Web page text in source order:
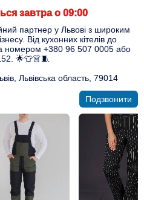
завтра о 09:00
партнер у Львові з широким
Від кухонних кітелів до
номером +380 96 507 0005 або
🌟👕👗🧵
Львівська область, 79014
Подзвонити